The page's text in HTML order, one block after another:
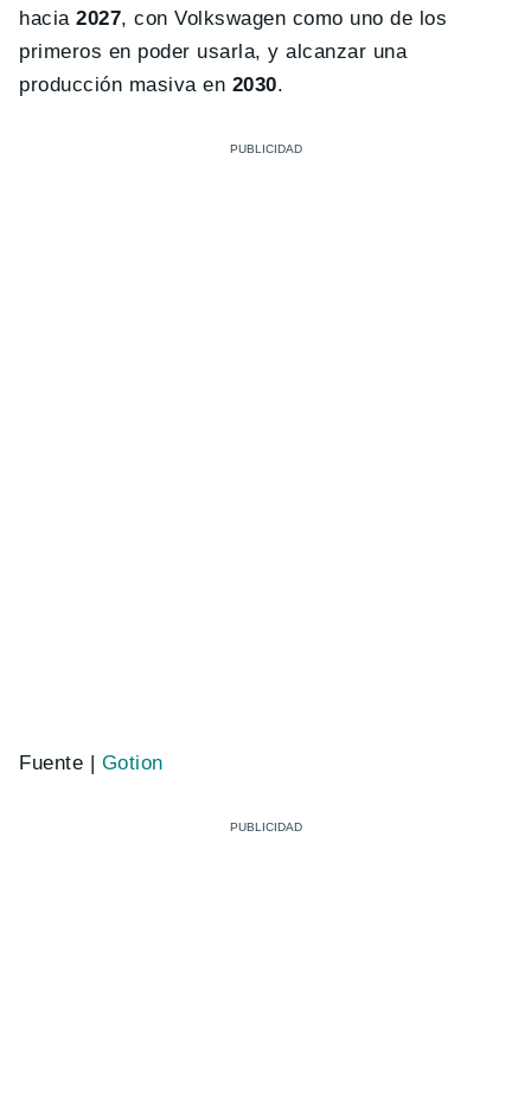
hacia2027, con Volkswagen como uno de los
primeros en poder usarla, y alcanzar una
producción masiva en 2030.
Fuente | Gotion